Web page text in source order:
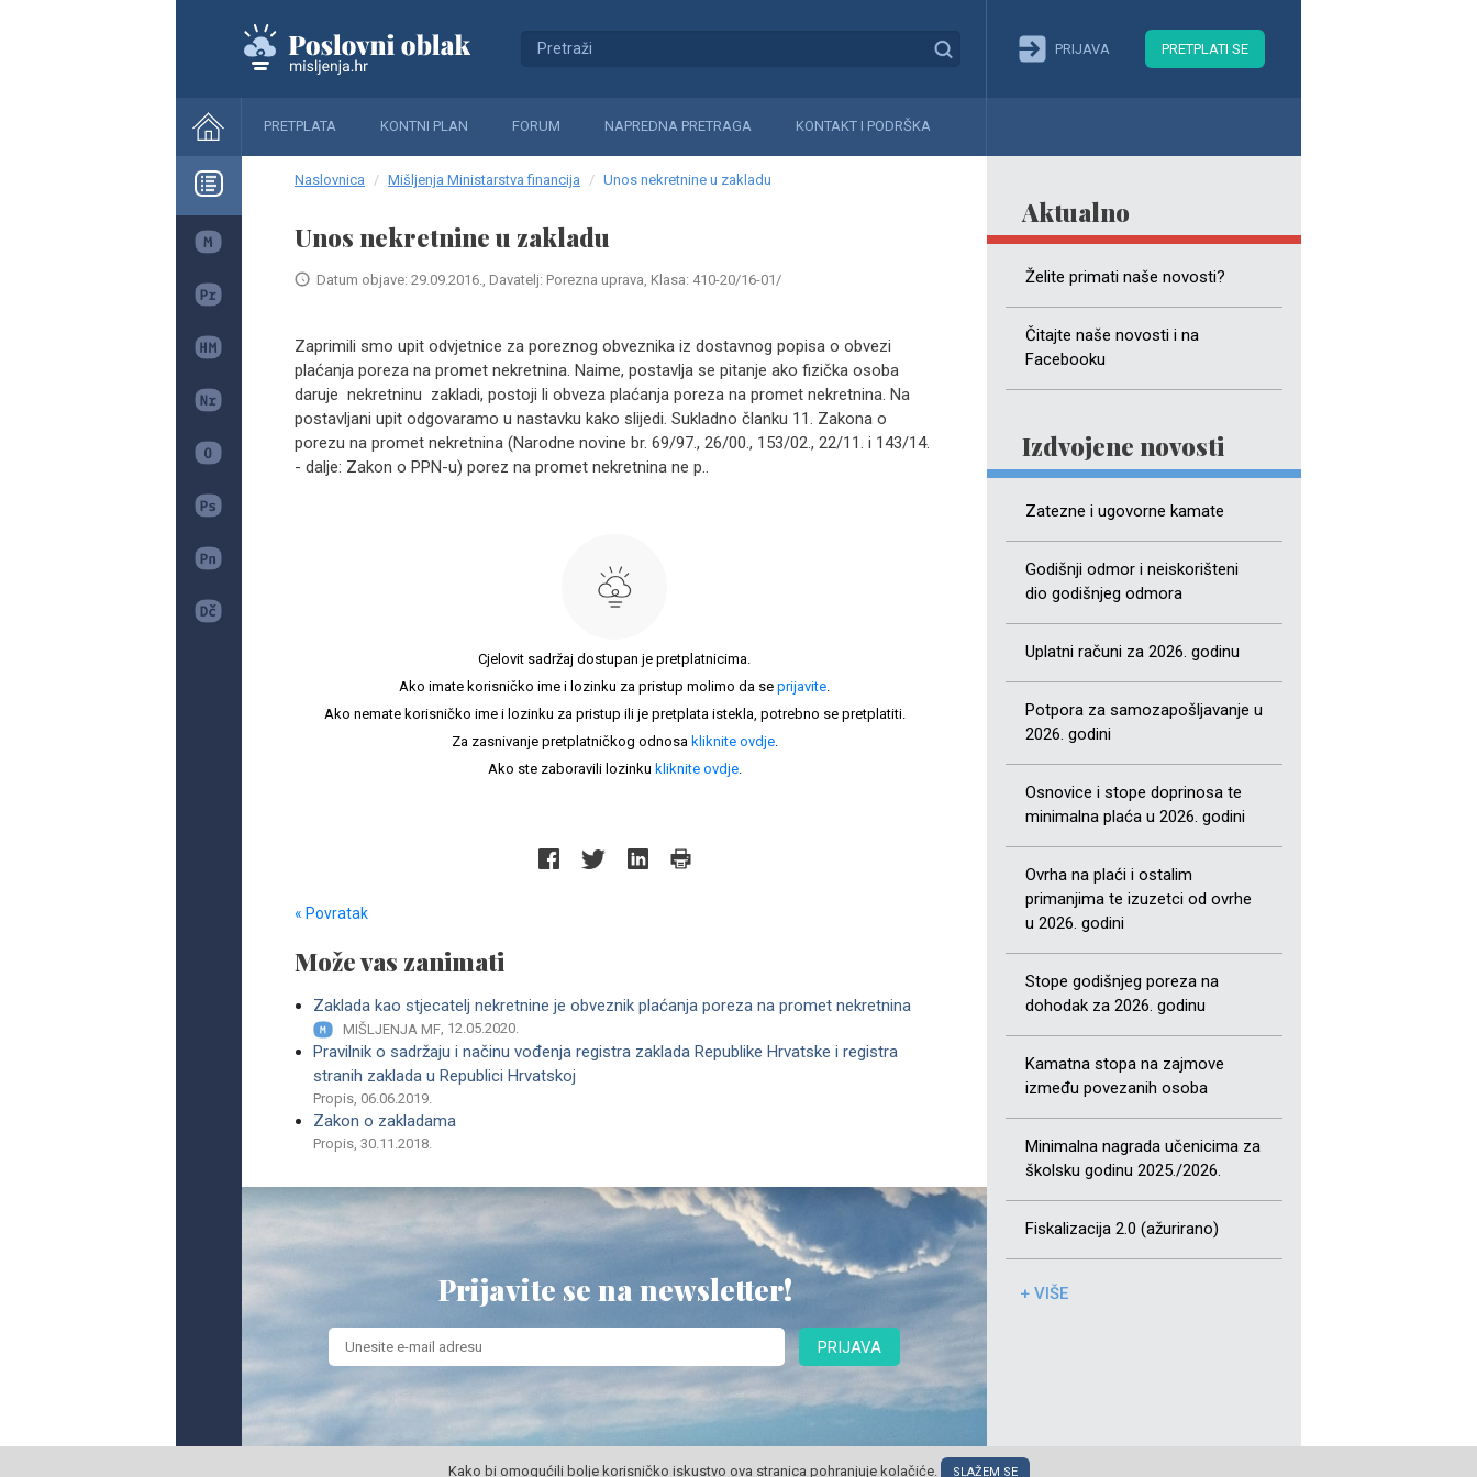
PRIJAVA PRETPLATI SE
PRETPLATA KONTNI PLAN FORUM NAPREDNA PRETRAGA KONTAKT I PODRŠKA
Aktualno
Želite primati naše novosti?
Čitajte naše novosti i na
Facebooku
Izdvojene novosti
Zatezne i ugovorne kamate
Godišnji odmor i neiskorišteni
dio godišnjeg odmora
Uplatni računi za 2026. godinu
Potpora za samozapošljavanje u
2026. godini
Osnovice i stope doprinosa te
minimalna plaća u 2026. godini
Ovrha na plaći i ostalim
primanjima te izuzetci od ovrhe
u 2026. godini
Stope godišnjeg poreza na
dohodak za 2026. godinu
Kamatna stopa na zajmove
između povezanih osoba
Minimalna nagrada učenicima za
školsku godinu 2025./2026.
Fiskalizacija 2.0 (ažurirano)
+ VIŠE
Naslovnica Mišljenja Ministarstva financija Unos nekretnine u zakladu
Unos nekretnine u zakladu
Datum objave: 29.09.2016., Davatelj: Porezna uprava, Klasa: 410-20/16-01/
Zaprimili smo upit odvjetnice za poreznog obveznika iz dostavnog popisa o obvezi
plaćanja poreza na promet nekretnina. Naime, postavlja se pitanje ako fizička osoba
daruje nekretninu zakladi, postoji li obveza plaćanja poreza na promet nekretnina. Na
postavljani upit odgovaramo u nastavku kako slijedi. Sukladno članku 11. Zakona o
porezu na promet nekretnina (Narodne novine br. 69/97., 26/00., 153/02., 22/11. i 143/14.
- dalje: Zakon o PPN-u) porez na promet nekretnina ne p..
Cjelovit sadržaj dostupan je pretplatnicima.
Ako imate korisničko ime i lozinku za pristup molimo da se prijavite.
Ako nemate korisničko ime i lozinku za pristup ili je pretplata istekla, potrebno se pretplatiti.
Za zasnivanje pretplatničkog odnosa kliknite ovdje.
Ako ste zaboravili lozinku kliknite ovdje.
« Povratak
Može vas zanimati
Zaklada kao stjecatelj nekretnine je obveznik plaćanja poreza na promet nekretnina
MIŠLJENJA MF, 12.05.2020.
Pravilnik o sadržaju i načinu vođenja registra zaklada Republike Hrvatske i registra
stranih zaklada u Republici Hrvatskoj
Propis, 06.06.2019.
Zakon o zakladama
Propis, 30.11.2018.
Prijavite se na newsletter!
PRIJAVA
© POSLOVNI OBLAK Sva prava pridržana
Kako bi omogućili bolje korisničko iskustvo ova stranica pohranjuje kolačiće. SLAŽEM SE